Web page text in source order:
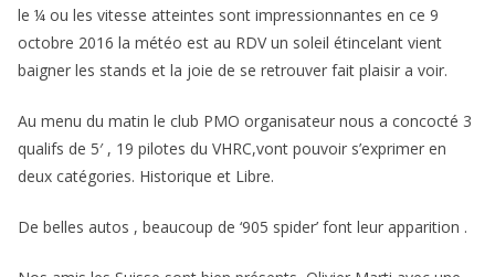
le ¼ ou les vitesse atteintes sont impressionnantes en ce 9
octobre 2016 la météo est au RDV un soleil étincelant vient
baigner les stands et la joie de se retrouver fait plaisir a voir.
Au menu du matin le club PMO organisateur nous a concocté 3
qualifs de 5′ , 19 pilotes du VHRC,vont pouvoir s’exprimer en
deux catégories. Historique et Libre.
De belles autos , beaucoup de ‘905 spider’ font leur apparition .